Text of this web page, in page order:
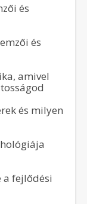
és
és
amivel
és milyen
a fejlődési